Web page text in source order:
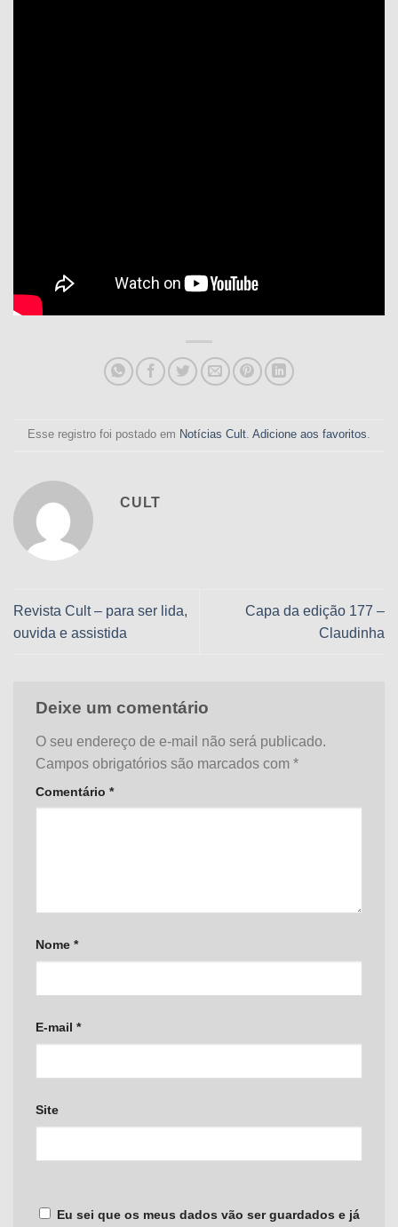
Esse registro foi postado em Notícias Cult. Adicione aos favoritos.
CULT
Revista Cult – para ser lida,
ouvida e assistida
Capa da edição 177 –
Claudinha
Deixe um comentário
O seu endereço de e-mail não será publicado.
Campos obrigatórios são marcados com *
Comentário *
Nome *
E-mail *
Site
Eu sei que os meus dados vão ser guardados e já